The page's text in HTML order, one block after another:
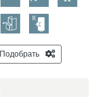
Подобрать